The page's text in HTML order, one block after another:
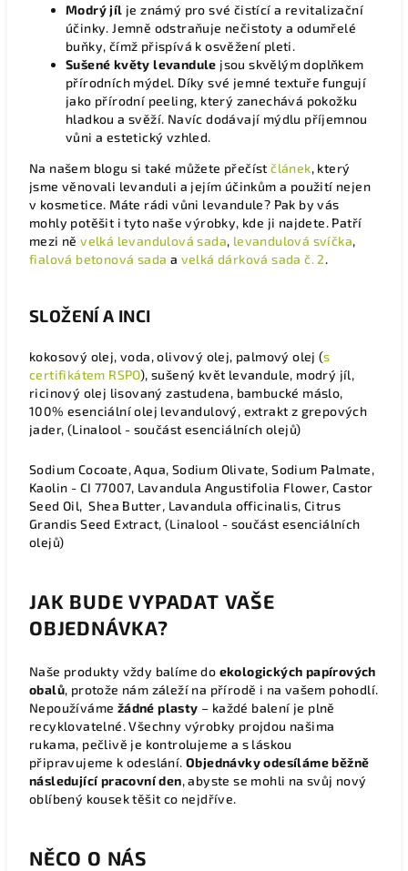
Modrý jíl je známý pro své čistící a revitalizační
účinky. Jemně odstraňuje nečistoty a odumřelé
buňky, čímž přispívá k osvěžení pleti.
Sušené květy levandule jsou skvělým doplňkem
přírodních mýdel. Díky své jemné textuře fungují
jako přírodní peeling, který zanechává pokožku
hladkou a svěží. Navíc dodávají mýdlu příjemnou
vůni a estetický vzhled.
Na našem blogu si také můžete přečístčlánek, který
jsme věnovali levanduli a jejím účinkům a použití nejen
v kosmetice. Máte rádi vůni levandule? Pak by vás
mohly potěšit i tyto naše výrobky, kde ji najdete. Patří
mezi něvelká levandulová sada, levandulová svíčka,
fialová betonová sada a velká dárková sada č. 2.
SLOŽENÍ A INCI
kokosový olej, voda, olivový olej, palmový olej (s
certifikátem RSPO), sušený květ levandule, modrý jíl,
ricinový olej lisovaný zastudena, bambucké máslo,
100% esenciální olej levandulový, extrakt z grepových
jader, (Linalool - součást esenciálních olejů)
Sodium Cocoate, Aqua, Sodium Olivate, Sodium Palmate,
Kaolin - CI 77007, Lavandula Angustifolia Flower, Castor
Seed Oil, Shea Butter, Lavandula officinalis, Citrus
Grandis Seed Extract, (Linalool - součást esenciálních
olejů)
JAK BUDE VYPADAT VAŠE
OBJEDNÁVKA?
Naše produkty vždy balíme do ekologických papírových
obalů, protože nám záleží na přírodě i na vašem pohodlí.
Nepoužíváme žádné plasty – každé balení je plně
recyklovatelné. Všechny výrobky projdou našima
rukama, pečlivě je kontrolujeme a s láskou
připravujeme k odeslání. Objednávky odesíláme běžně
následující pracovní den, abyste se mohli na svůj nový
oblíbený kousek těšit co nejdříve.
NĚCO O NÁS